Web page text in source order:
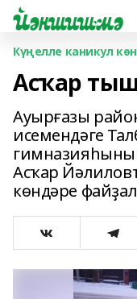
Күңелле каникул
Асҡар
Ауырғазы
исемендәге
Асҡар
көндәре